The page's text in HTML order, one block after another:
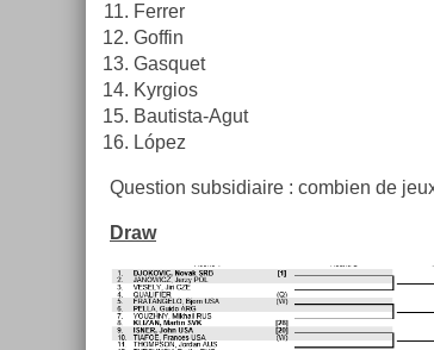
Ferr­er
Gof­fin
Gas­quet
Kyr­gios
Bautista-Agut
López
Ques­tion sub­sidiaire : com­bi­en de
Draw